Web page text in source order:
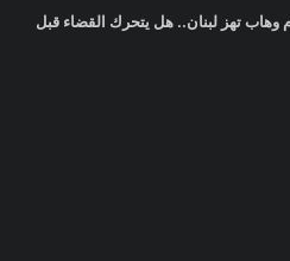
وهاب تهز لبنان.. هل يتحرك القضاء قبل